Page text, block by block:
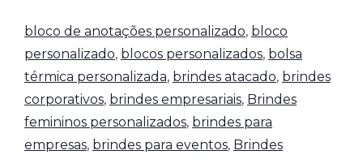
bloco de anotações personalizado, bloco
personalizado, blocos personalizados, bolsa
térmica personalizada, brindes atacado, brindes
corporativos, brindes empresariais, Brindes
femininos personalizados, brindes para
empresas, brindes para eventos, Brindes